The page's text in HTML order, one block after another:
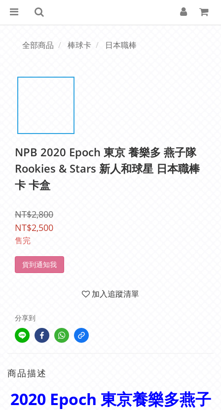
全部商品 棒球卡 日本職棒
NPB 2020 Epoch 東京 養樂多 燕子隊
Rookies & Stars 新人和球星 日本職棒
卡 卡盒
NT$2,800
NT$2,500
售完
貨到通知我
加入追蹤清單
分享到
商品描述
2020 Epoch 東京養樂多燕子